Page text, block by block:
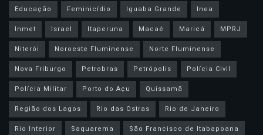
Educação
Feminicídio Iguaba Grande
Inea
Inmet
Israel Itaperuna Macaé Maricá
MPRJ
Niterói
Noroeste Fluminense
Norte Fluminense
Nova Friburgo
Petrobras Petrópolis
Polícia Civil
Polícia Militar
Porto do Açu
Quissamã
Região dos Lagos
Rio das Ostras
Rio de Janeiro
Rio Interior
Saquarema
São Francisco de Itabapoana